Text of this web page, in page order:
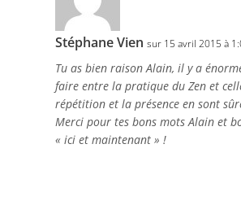
Stéphane Vien sur 15 avril 2015 à
Tu as bien raison Alain, il y a
faire entre la pratique du Zen et
répétition et la présence en sont
Merci pour tes bons mots Alain et
« ici et maintenant » !